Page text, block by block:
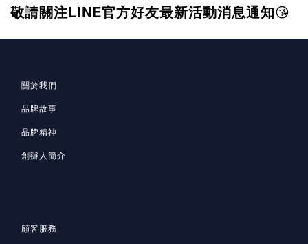
敬請關注LINE官方好友最新活動消息通知😘
關於我們
品牌故事
品牌精神
創辦人簡介
顧客服務